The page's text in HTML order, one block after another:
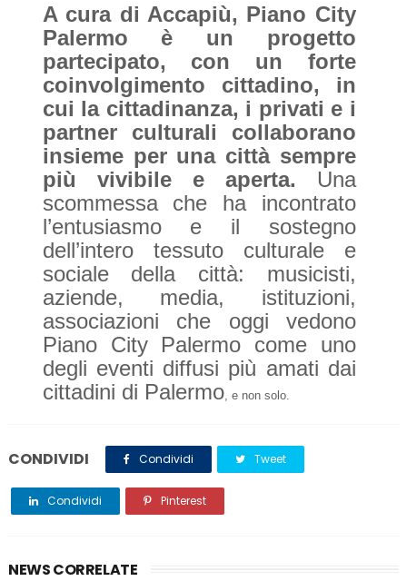
A cura di Accapiù, Piano City
Palermo è un progetto
partecipato, con un forte
coinvolgimento cittadino, in
cui la cittadinanza, i privati e i
partner culturali collaborano
insieme per una città sempre
più vivibile e aperta. Una
scommessa che ha incontrato
l’entusiasmo e il sostegno
dell’intero tessuto culturale e
sociale della città: musicisti,
aziende, media, istituzioni,
associazioni che oggi vedono
Piano City Palermo come uno
degli eventi diffusi più amati dai
cittadini di Palermo, e non solo.
CONDIVIDI Condividi Tweet
Condividi Pinterest
NEWS CORRELATE